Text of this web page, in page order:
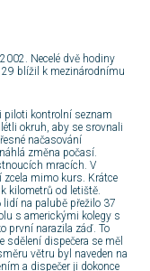
Studio ČT24
14:30 ZPRÁVY
Zprávy
14:33 ZPRÁVY
Studio ČT24
Necelé dvě hodiny
blížil k mezinárodnímu
piloti kontrolní seznam
okruh, aby se srovnali
načasování
změna počasí.
mracích. V
zcela mimo kurs. Krátce
kilometrů od letiště.
na palubě přežilo 37
s americkými kolegy s
první narazila záď. To
sdělení dispečera se měl
větru byl naveden na
a dispečer ji dokonce